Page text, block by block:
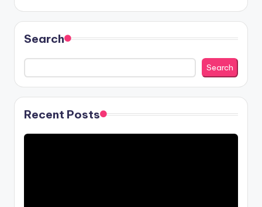
Search
Search
Recent Posts